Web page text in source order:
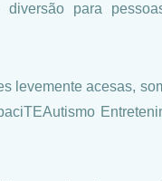
para
levemente acesas,